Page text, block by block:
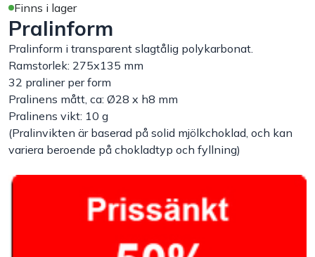
Arbetskläder
Plåtbyte
Monin
Handla efter bransch
Finns i lager
Pralinform
Pralinform i transparent slagtålig polykarbonat.
Ramstorlek: 275x135 mm
32 praliner per form
Pralinens mått, ca: Ø28 x h8 mm
Pralinens vikt: 10 g
(Pralinvikten är baserad på solid mjölkchoklad, och kan
variera beroende på chokladtyp och fyllning)